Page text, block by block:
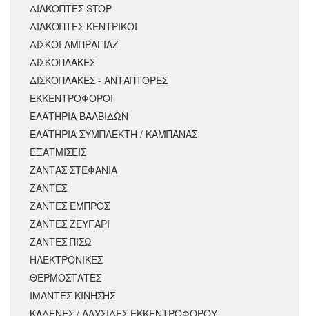
ΔΙΑΚΟΠΤΕΣ STOP
ΔΙΑΚΟΠΤΕΣ ΚΕΝΤΡΙΚΟΙ
ΔΙΣΚΟΙ ΑΜΠΡΑΓΙΑΖ
ΔΙΣΚΟΠΛΑΚΕΣ
ΔΙΣΚΟΠΛΑΚΕΣ - ΑΝΤΑΠΤΟΡΕΣ
ΕΚΚΕΝΤΡΟΦΟΡΟΙ
ΕΛΑΤΗΡΙΑ ΒΑΛΒΙΔΩΝ
ΕΛΑΤΗΡΙΑ ΣΥΜΠΛΕΚΤΗ / ΚΑΜΠΑΝΑΣ
ΕΞΑΤΜΙΣΕΙΣ
ΖΑΝΤΑΣ ΣΤΕΦΑΝΙΑ
ΖΑΝΤΕΣ
ΖΑΝΤΕΣ ΕΜΠΡΟΣ
ΖΑΝΤΕΣ ΖΕΥΓΑΡΙ
ΖΑΝΤΕΣ ΠΙΣΩ
ΗΛΕΚΤΡΟΝΙΚΕΣ
ΘΕΡΜΟΣΤΑΤΕΣ
ΙΜΑΝΤΕΣ ΚΙΝΗΣΗΣ